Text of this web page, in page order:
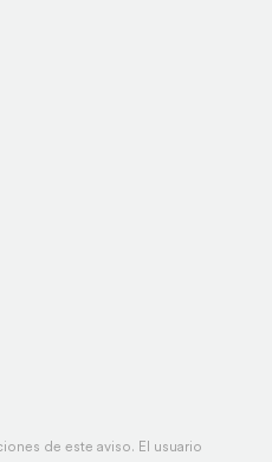
de este aviso. El usuario